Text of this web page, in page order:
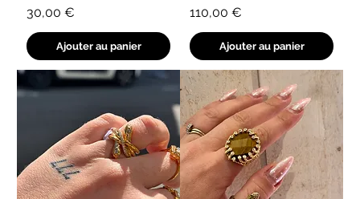
Prix
30,00 €
Ajouter au panier
Prix
110,00 €
Ajouter au panier